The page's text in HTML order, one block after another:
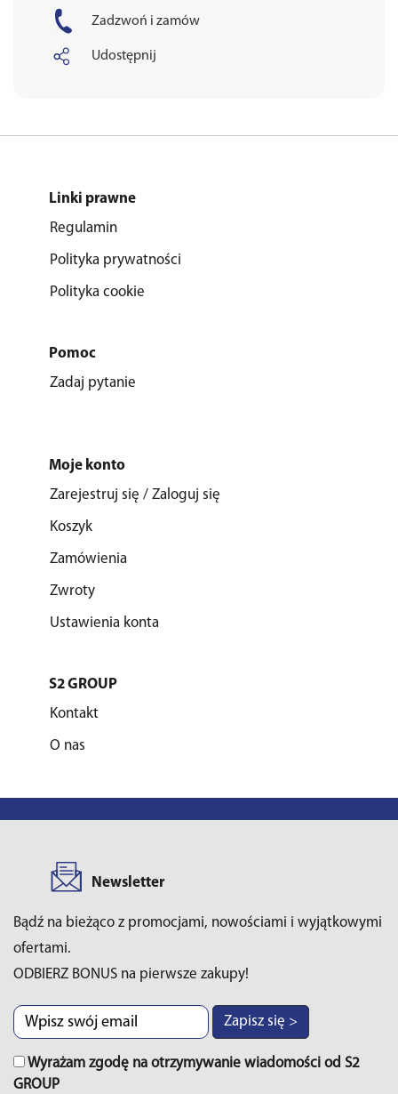
Zadzwoń i zamów
Udostępnij
Linki prawne
Regulamin
Polityka prywatności
Polityka cookie
Pomoc
Zadaj pytanie
Moje konto
Zarejestruj się / Zaloguj się
Koszyk
Zamówienia
Zwroty
Ustawienia konta
S2 GROUP
Kontakt
O nas
Newsletter
Bądź na bieżąco z promocjami, nowościami i wyjątkowymi
ofertami.
ODBIERZ BONUS na pierwsze zakupy!
Zapisz się >
Wyrażam zgodę na otrzymywanie wiadomości od S2
GROUP